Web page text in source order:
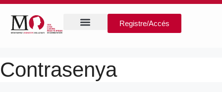
Registre/Accés
Contrasenya